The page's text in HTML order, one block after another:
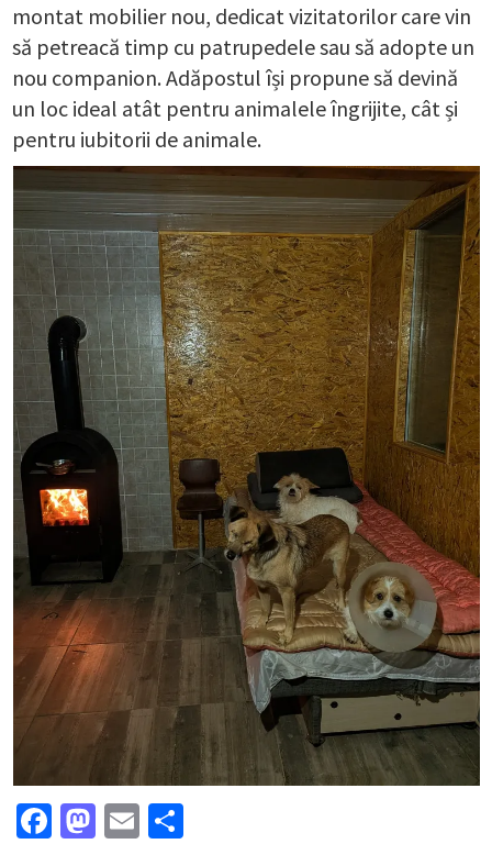
montat mobilier nou, dedicat vizitatorilor care vin
să petreacă timp cu patrupedele sau să adopte un
nou companion. Adăpostul își propune să devină
un loc ideal atât pentru animalele îngrijite, cât și
pentru iubitorii de animale.
Facebook
Mastodon
Email